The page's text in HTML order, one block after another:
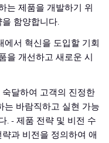
는 제품을 개발하기 위
함양합니다.
에서 혁신을 도입할 기회
을 개선하고 새로운 시
달하여 고객의 진정한
는 바람직하고 실현 가능
. - 제품 전략 및 비전 수
과 비전을 정의하여 애